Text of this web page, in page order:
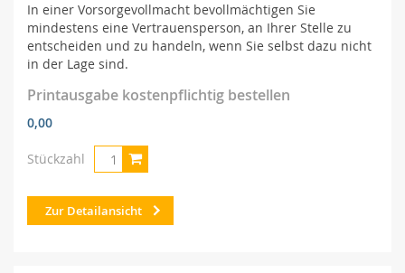
In einer Vorsorgevollmacht bevollmächtigen Sie
mindestens eine Vertrauensperson, an Ihrer Stelle zu
entscheiden und zu handeln, wenn Sie selbst dazu nicht
in der Lage sind.
Printausgabe kostenpflichtig bestellen
0,00
Stückzahl
Zur Detailansicht